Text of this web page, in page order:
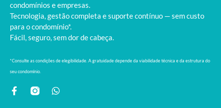
condomínios e empresas.
Tecnologia, gestão completa e suporte contínuo — sem custo
para o condomínio*.
Fácil, seguro, sem dor de cabeça.
*Consulte as condições de elegibilidade. A gratuidade depende da viabilidade técnica e da estrutura do
seu condomínio.